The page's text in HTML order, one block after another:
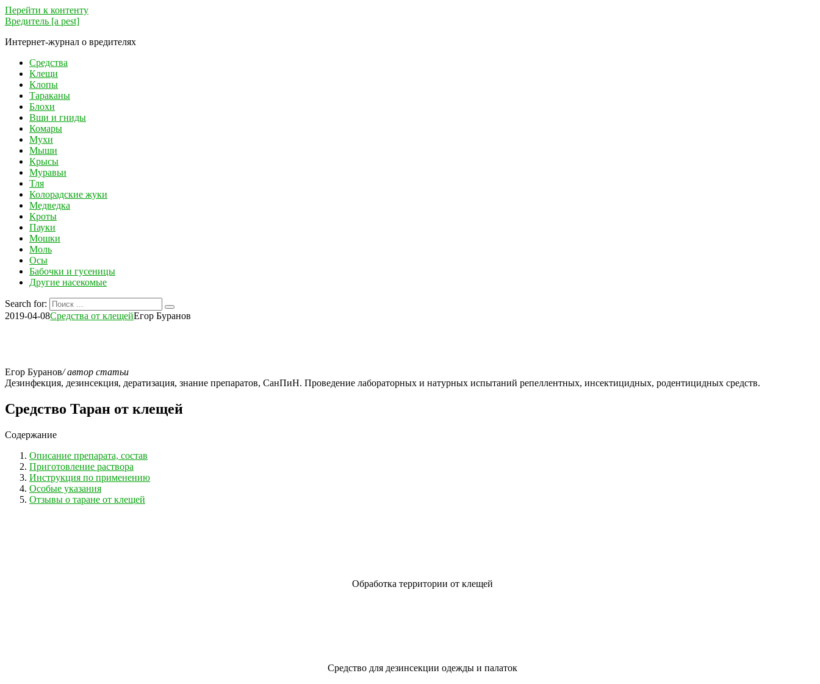
Перейти к контенту
Вредитель [a pest]
Интернет-журнал о вредителях
Средства
Клещи
Клопы
Тараканы
Блохи
Вши и гниды
Комары
Мухи
Мыши
Крысы
Муравьи
Тля
Колорадские жуки
Медведка
Кроты
Пауки
Мошки
Моль
Осы
Бабочки и гусеницы
Другие насекомые
Search for:
2019-04-08Средства от клещейЕгор Буранов
Егор Буранов/ автор статьи
Дезинфекция, дезинсекция, дератизация, знание препаратов, СанПиН. Проведение лабораторных и натурных испытаний репеллентных, инсектицидных, родентицидных средств.
Средство Таран от клещей
Содержание
Описание препарата, состав
Приготовление раствора
Инструкция по применению
Особые указания
Отзывы о таране от клещей
Обработка территории от клещей
Средство для дезинсекции одежды и палаток